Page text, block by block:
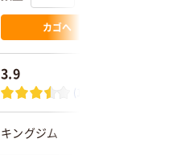
カゴへ
3.9
(10)
キングジム